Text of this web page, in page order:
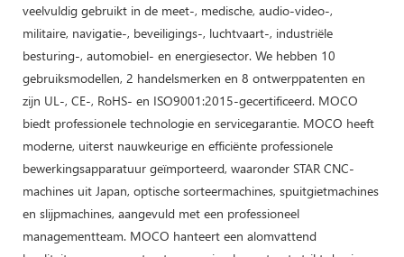
veelvuldig gebruikt in de meet-, medische, audio-video-,
militaire, navigatie-, beveiligings-, luchtvaart-, industriële
besturing-, automobiel- en energiesector. We hebben 10
gebruiksmodellen, 2 handelsmerken en 8 ontwerppatenten en
zijn UL-, CE-, RoHS- en ISO9001:2015-gecertificeerd. MOCO
biedt professionele technologie en servicegarantie. MOCO heeft
moderne, uiterst nauwkeurige en efficiënte professionele
bewerkingsapparatuur geïmporteerd, waaronder STAR CNC-
machines uit Japan, optische sorteermachines, spuitgietmachines
en slijpmachines, aangevuld met een professioneel
managementteam. MOCO hanteert een alomvattend